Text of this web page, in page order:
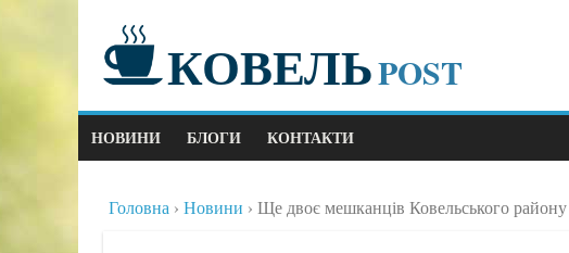
КОВЕЛЬPOST
НОВИНИ БЛОГИ КОНТАКТИ
Головна Новини Ще двоє мешканців Ковельського